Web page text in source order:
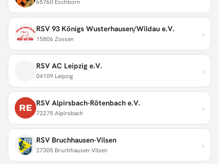
65760 Eschborn
RSV 93 Königs Wusterhausen/Wildau e.V.
15806 Zossen ›
RSV AC Leipzig e.V.
04109 Leipzig ›
RE RSV Alpirsbach-Rötenbach e.V.
72275 Alpirsbach ›
RSV Bruchhausen-Vilsen
27305 Bruchhausen-Vilsen ›